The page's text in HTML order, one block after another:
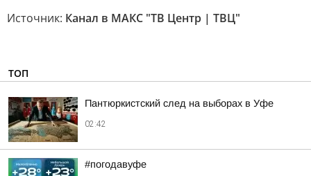
Источник: Канал в МАКС "ТВ Центр | ТВЦ"
ТОП
Пантюркистский след на выборах в Уфе
02:42
#погодавуфе